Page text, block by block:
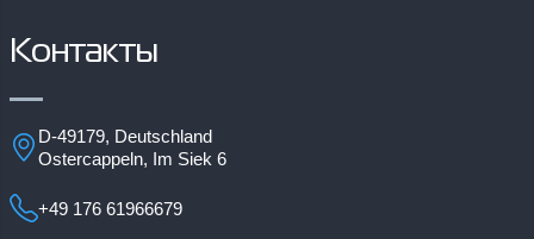
Контакты
D-49179, Deutschland
Ostercappeln, Im Siek 6
+49 176 61966679